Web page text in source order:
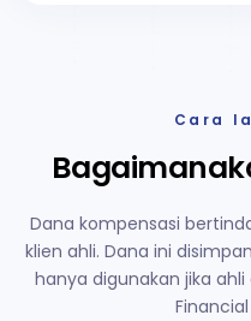
Cara
Dana kompensasi
klien ahli. Dana ini
hanya digunakan jika